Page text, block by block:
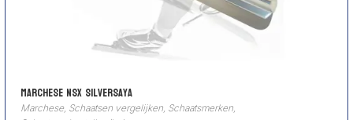
Marchese NSX SilverSaya
Marchese, Schaatsen vergelijken, Schaatsmerken,